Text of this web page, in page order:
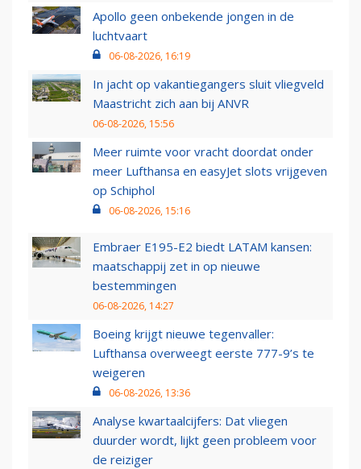
Apollo geen onbekende jongen in de
luchtvaart
06-08-2026, 16:19
In jacht op vakantiegangers sluit vliegveld
Maastricht zich aan bij ANVR
06-08-2026, 15:56
Meer ruimte voor vracht doordat onder
meer Lufthansa en easyJet slots vrijgeven
op Schiphol
06-08-2026, 15:16
Embraer E195-E2 biedt LATAM kansen:
maatschappij zet in op nieuwe
bestemmingen
06-08-2026, 14:27
Boeing krijgt nieuwe tegenvaller:
Lufthansa overweegt eerste 777-9’s te
weigeren
06-08-2026, 13:36
Analyse kwartaalcijfers: Dat vliegen
duurder wordt, lijkt geen probleem voor
de reiziger